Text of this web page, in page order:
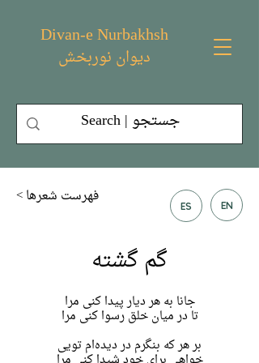
Divan-e Nurbakhsh
دیوان نوربخش
< فهرست شعر‌ها ES EN
گم گشته
جانا به هر دیار پیدا کنی مرا
تا در میان خلق رسوا کنی مرا
بر هر که بنگرم در دیده‌ام تویی